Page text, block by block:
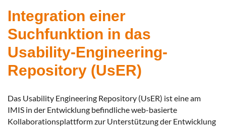
Integration einer
Suchfunktion in das
Usability-Engineering-
Repository (UsER)
Das Usability Engineering Repository (UsER) ist eine am
IMIS in der Entwicklung befindliche web-basierte
Kollaborationsplattform zur Unterstützung der Entwicklung